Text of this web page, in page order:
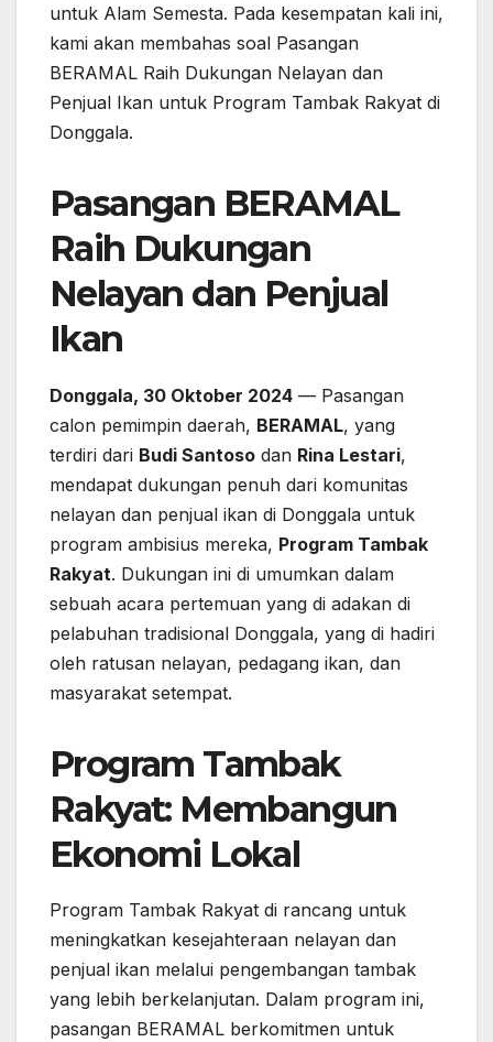
untuk Alam Semesta. Pada kesempatan kali ini,
kami akan membahas soal Pasangan
BERAMAL Raih Dukungan Nelayan dan
Penjual Ikan untuk Program Tambak Rakyat di
Donggala.
Pasangan BERAMAL
Raih Dukungan
Nelayan dan Penjual
Ikan
Donggala, 30 Oktober 2024 — Pasangan
calon pemimpin daerah, BERAMAL, yang
terdiri dari Budi Santoso dan Rina Lestari,
mendapat dukungan penuh dari komunitas
nelayan dan penjual ikan di Donggala untuk
program ambisius mereka, Program Tambak
Rakyat. Dukungan ini di umumkan dalam
sebuah acara pertemuan yang di adakan di
pelabuhan tradisional Donggala, yang di hadiri
oleh ratusan nelayan, pedagang ikan, dan
masyarakat setempat.
Program Tambak
Rakyat: Membangun
Ekonomi Lokal
Program Tambak Rakyat di rancang untuk
meningkatkan kesejahteraan nelayan dan
penjual ikan melalui pengembangan tambak
yang lebih berkelanjutan. Dalam program ini,
pasangan BERAMAL berkomitmen untuk